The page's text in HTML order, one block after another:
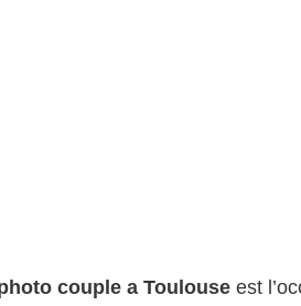
couple a Toulouse est